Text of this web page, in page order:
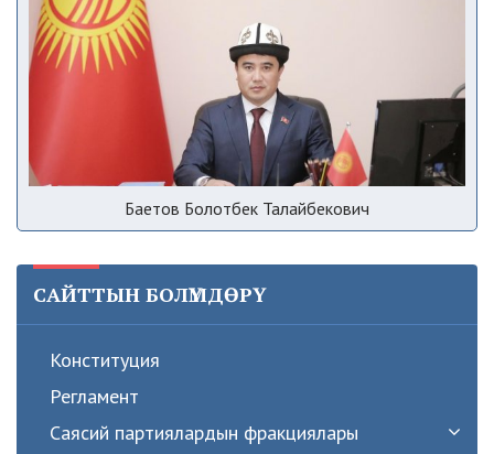
Баетов Болотбек Талайбекович
САЙТТЫН БОЛҮМДӨРҮ
Конституция
Регламент
Саясий партиялардын фракциялары